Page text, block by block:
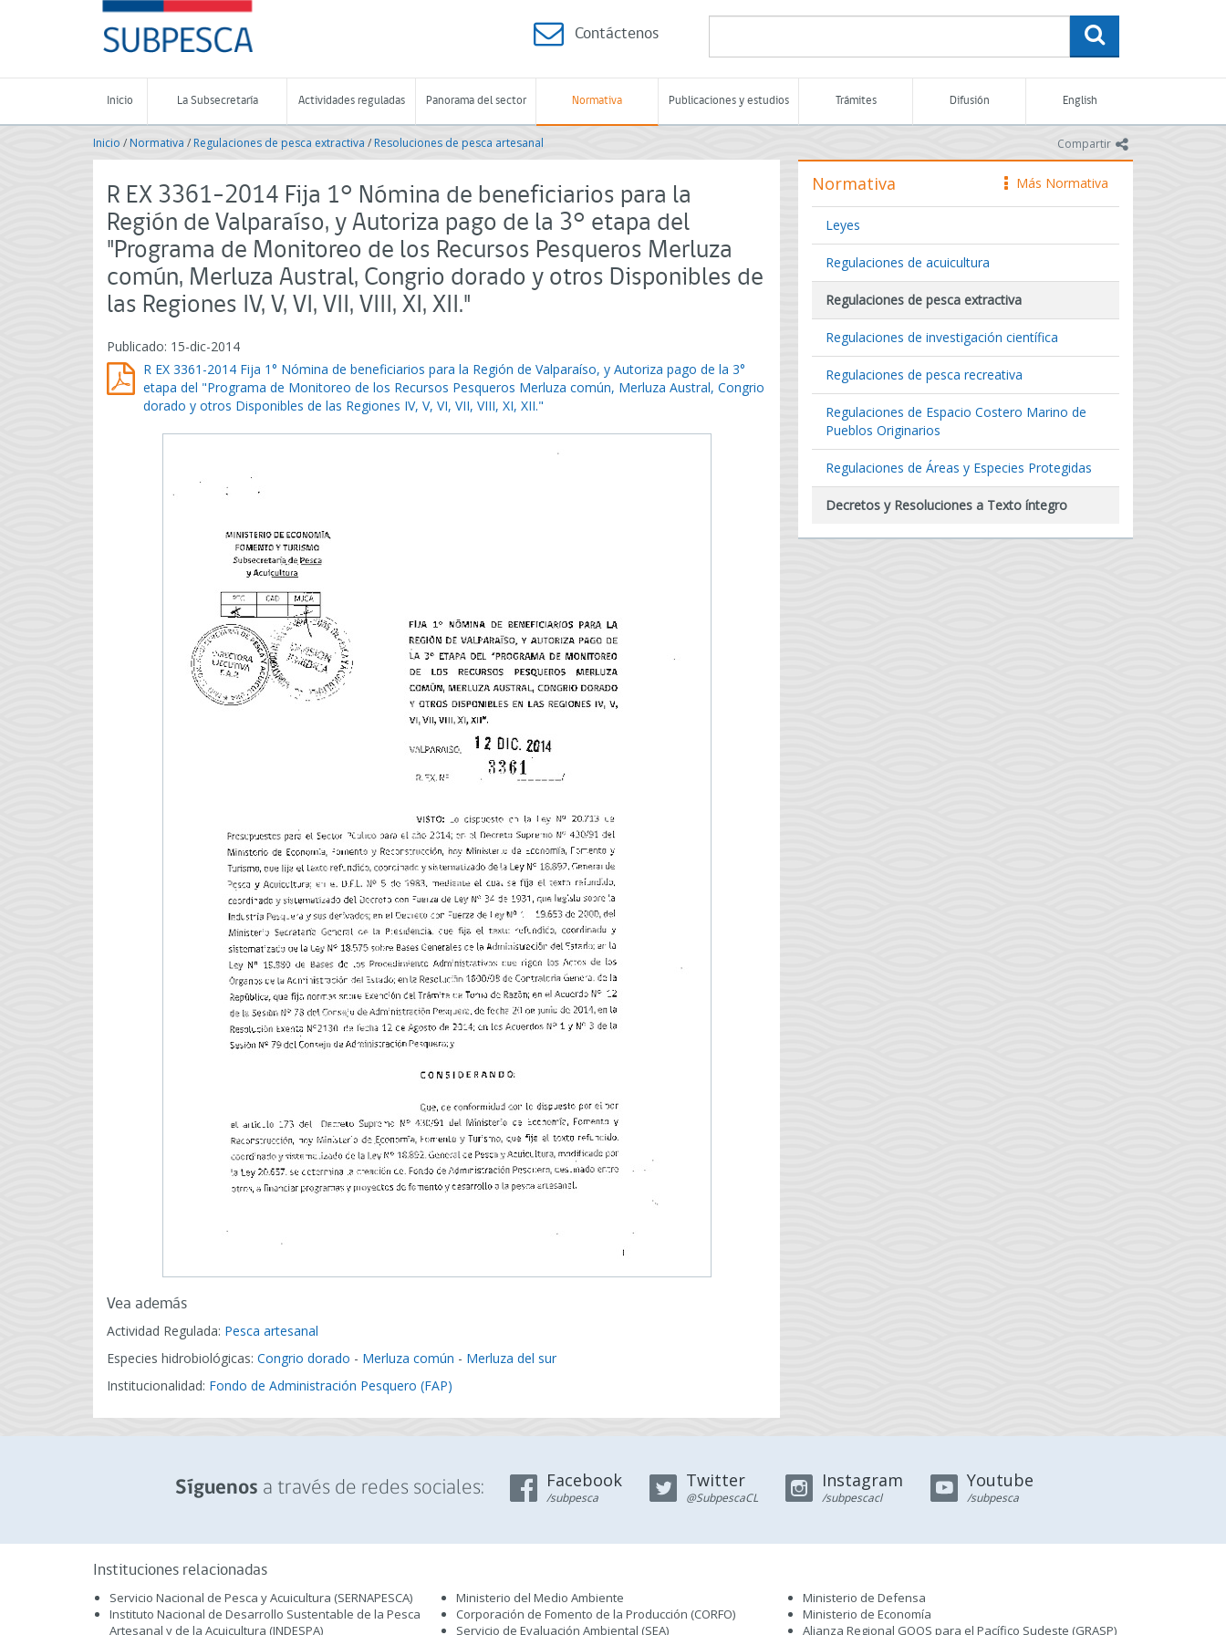
-
Subsecretaría
de
Pesca
Acuicultura
-
de
Chile
Contáctenos
Inicio La Subsecretaría Actividades reguladas Panorama del sector Normativa Publicaciones y estudios Trámites Difusión English
Compartir icono
Inicio /Normativa / Regulaciones de pesca extractiva /Resoluciones de pesca artesanal
R EX 3361-2014 Fija 1° Nómina de beneficiarios para la
Región de Valparaíso, y Autoriza pago de la 3° etapa del
"Programa de Monitoreo de los Recursos Pesqueros Merluza
común, Merluza Austral, Congrio dorado y otros Disponibles de
las Regiones IV, V, VI, VII, VIII, XI, XII."
Publicado: 15-dic-2014
R EX 3361-2014 Fija 1° Nómina de beneficiarios para la Región de Valparaíso, y Autoriza pago de la 3°
etapa del "Programa de Monitoreo de los Recursos Pesqueros Merluza común, Merluza Austral, Congrio
dorado y otros Disponibles de las Regiones IV, V, VI, VII, VIII, XI, XII."
Vea además
Actividad Regulada: Pesca artesanal
Especies hidrobiológicas: Congrio dorado - Merluza común - Merluza del sur
Institucionalidad: Fondo de Administración Pesquero (FAP)
icono
Más Normativa
Normativa
Leyes
Regulaciones de acuicultura
Regulaciones de pesca extractiva
Regulaciones de investigación científica
Regulaciones de pesca recreativa
Regulaciones de Espacio Costero Marino de
Pueblos Originarios
Regulaciones de Áreas y Especies Protegidas
Decretos y Resoluciones a Texto íntegro
Síguenos a través de redes sociales: Facebook
/subpesca
Twitter
@SubpescaCL
Instagram
/subpescacl
Youtube
/subpesca
Instituciones relacionadas
Servicio Nacional de Pesca y Acuicultura (SERNAPESCA)
Instituto Nacional de Desarrollo Sustentable de la Pesca
Artesanal y de la Acuicultura (INDESPA)
Ministerio del Medio Ambiente
Corporación de Fomento de la Producción (CORFO)
Servicio de Evaluación Ambiental (SEA)
Ministerio de Defensa
Ministerio de Economía
Alianza Regional GOOS para el Pacífico Sudeste (GRASP)